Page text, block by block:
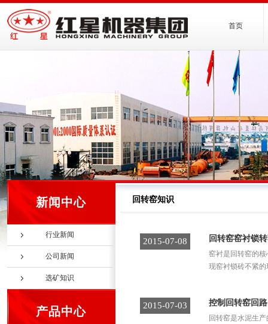
首页
新闻中心
行业新闻
公司新闻
选矿知识
产品中心
回转窑知识
2015-07-08 回转窑窑衬锁
窑衬是回转窑的
现窑衬锁砖不紧
2015-07-03 控制回转窑回
回转窑是水泥生